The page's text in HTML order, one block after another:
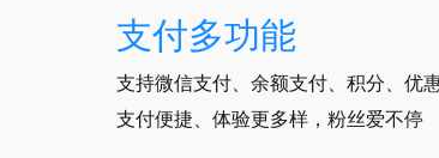
支付多功能
支持微信支付、余额支付、积分、优
支付便捷、体验更多样，粉丝爱不停